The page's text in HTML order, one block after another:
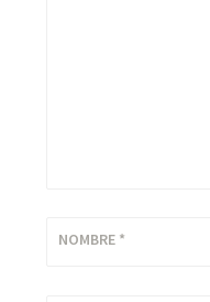
NOMBRE *